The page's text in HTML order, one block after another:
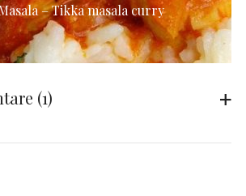
– Tikka masala curry
(1)